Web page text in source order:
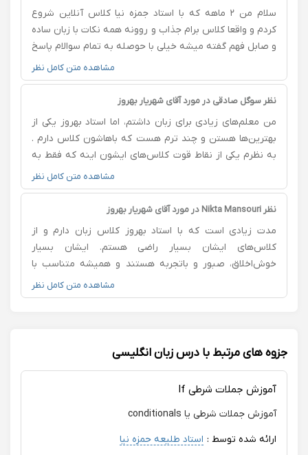
میکنم.
سلام من ۲ ماهه که با استاد جمزه نیا کلاس آنلاین شروع
کردم و واقعا کلاس برام جذاب و روونه همه نکات با زبان ساده
و صابل فهم گفته میشه خیلی با حوصله به تمام سوالام پاسخ
میدن استاد و عجله ای برای تموم شدن کلاس ندارن کلاس
خسته کننده نیست اصلا سعی نمیکنن کش بدن مسائل و
من خواهرم از پایه پیششون شروع کرده و واقعا پیشرفتشو
در کل پیشنهاد میکنم اگر تمایل به شروع کلاس زبان آنلاین
دارید استاد حمزه نیا و شدیدا پیشنهاد میکنم 💖
مشاهده متن کامل نظر
نظر سوگل صادقی در مورد آقای شهریار بهروز
من معلم‌های زیادی برای زبان داشتم، اما استاد بهروز یکی از
بهترین‌ها هستن و چند ترم هست که باهاشون کلاس دارم .
به نظرم یکی از نقاط قوت کلاس‌های ایشون اینه که فقط به
قواعد کتابی بسنده نمی‌کنن، بلکه یاد میدن چطور توی
موقعیت‌های مختلف و موضوعات متفاوت ، طبیعی صحبت
کنیم. و ازشیوه تدریسشون واقعاً راضی هستم .
مشاهده متن کامل نظر
نظر Nikta Mansouri در مورد آقای شهریار بهروز
مدت زیادی است که با استاد بهروز کلاس زبان دارم و از
کلاس‌های ایشان بسیار راضی هستم. ایشان بسیار
خوش‌اخلاق، صبور و با‌تجربه هستند و همیشه متناسب با
نقاط ضعفم به من کمک کرده‌اند. از زمان شروع کلاس‌ها،
پیشرفت خودم را به‌ویژه در مکالمه و اعتمادبه‌نفسم کاملاً
مشاهده متن کامل نظر
جزوه های مرتبط با درس زبان انگلیسی
آموزش جملات شرطی If
آموزش جملات شرطی یا conditionals
ارائه شده توسط : استاد طلیعه حمزه نیا